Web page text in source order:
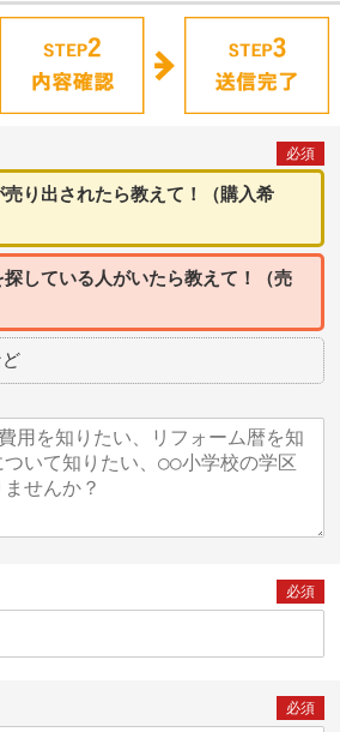
必須
り出されたら教えて！（購入希
している人がいたら教えて！（売
必須
必須